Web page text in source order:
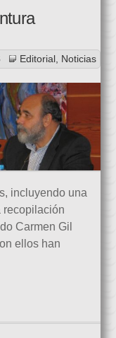
Editorial Noticias
incluyendo una
recopilación
Carmen Gil
ellos han